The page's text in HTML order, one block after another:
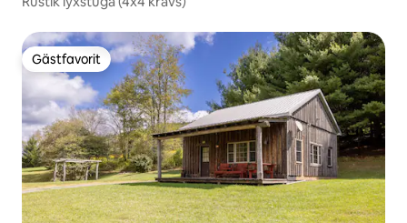
Gästfavorit
Gästfavorit